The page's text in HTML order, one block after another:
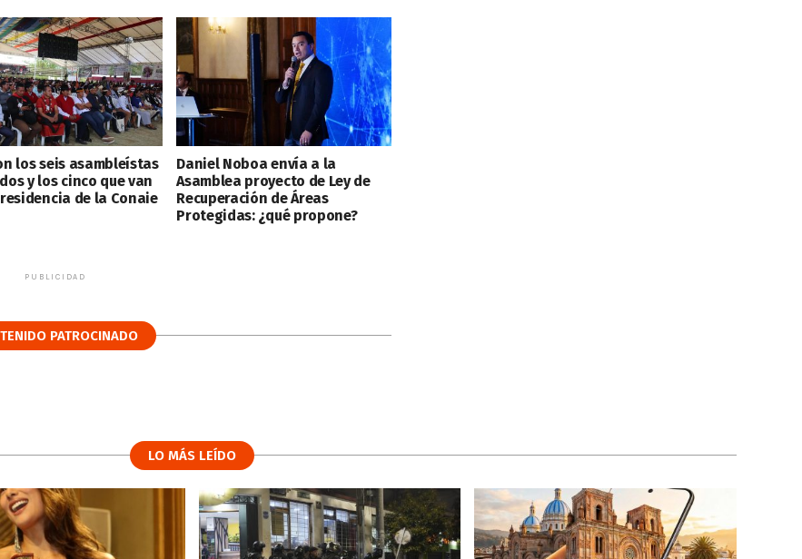
los seis asambleístas
y los cinco que van
de la Conaie
Daniel Noboa envía a la
Asamblea proyecto de Ley de
Recuperación de Áreas
Protegidas: ¿qué propone?
PUBLICIDAD
PATROCINADO
LO MÁS LEÍDO